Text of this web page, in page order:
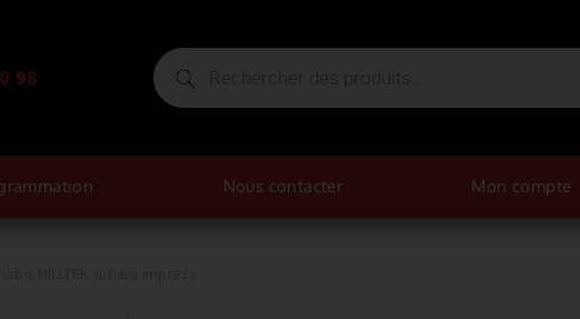
98
Nous contacter Mon compte